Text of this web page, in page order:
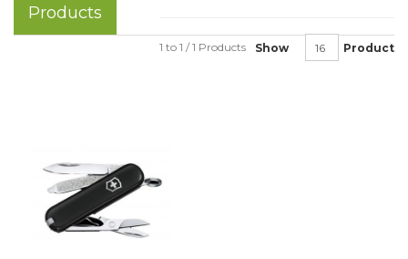
Products
Show Product
1 to 1 / 1 Products